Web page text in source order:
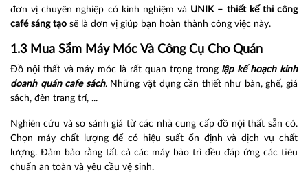
đơn vị chuyên nghiệp có kinh nghiệm và UNIK – thiết kế thi công
café sáng tạo sẽ là đơn vị giúp bạn hoàn thành công việc này.
1.3 Mua Sắm Máy Móc Và Công Cụ Cho Quán
Đồ nội thất và máy móc là rất quan trọng trong lập kế hoạch kinh
doanh quán cafe sách. Những vật dụng cần thiết như bàn, ghế, giá
sách, đèn trang trí, ...
Nghiên cứu và so sánh giá từ các nhà cung cấp đồ nội thất sẵn có.
Chọn máy chất lượng để có hiệu suất ổn định và dịch vụ chất
lượng. Đảm bảo rằng tất cả các máy bảo trì đều đáp ứng các tiêu
chuẩn an toàn và yêu cầu vệ sinh.